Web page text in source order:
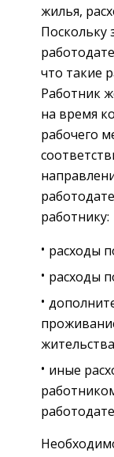
жилья,
Поскольку
что такие
Работник
на время
рабочего
работнику:
расходы
расходы
иные